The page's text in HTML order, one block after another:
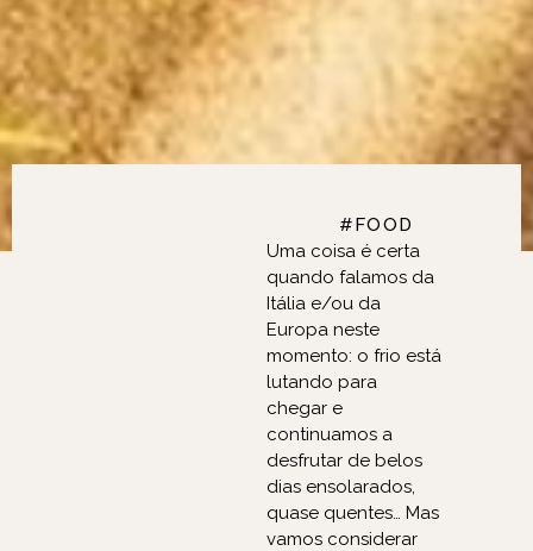
FASHION,
#FOOD
Uma coisa é certa
quando falamos da
Itália e/ou da
Europa neste
momento: o frio está
lutando para
chegar e
continuamos a
desfrutar de belos
dias ensolarados,
quase quentes… Mas
vamos considerar